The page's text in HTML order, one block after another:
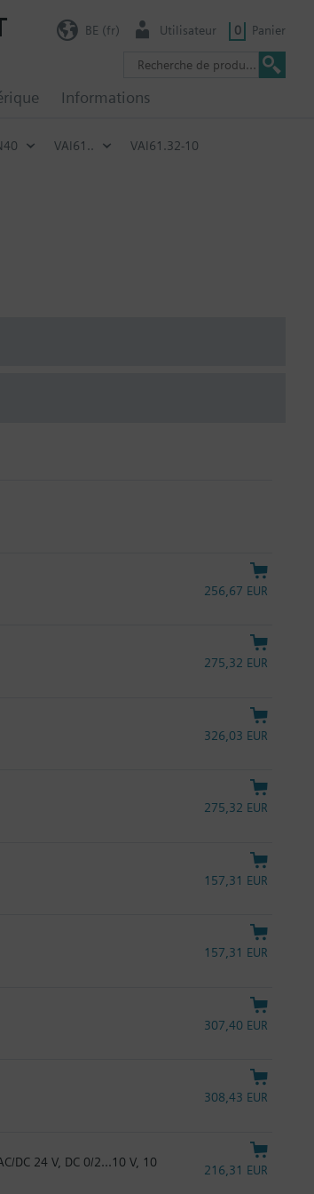
Informations
BE (fr) Utilisateur 0 Panier
VAI61.. VAI61.32-10
256,67 EUR
275,32 EUR
326,03 EUR
275,32 EUR
157,31 EUR
157,31 EUR
307,40 EUR
308,43 EUR
DC 24 V, DC 0/2...10 V, 10
216,31 EUR